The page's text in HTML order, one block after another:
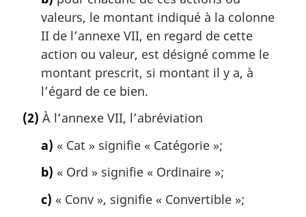
valeurs, le montant indiqué à la colonne
II de l’annexe VII, en regard de cette
action ou valeur, est désigné comme le
montant prescrit, si montant il y a, à
l’égard de ce bien.
(2) À l’annexe VII, l’abréviation
a) « Cat » signifie « Catégorie »;
b) « Ord » signifie « Ordinaire »;
c) « Conv », signifie « Convertible »;